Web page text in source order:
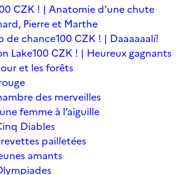
CZK ! | Anatomie d'une chute
Pierre et Marthe
de chance100 CZK ! | Daaaaaalí!
Lake100 CZK ! | Heureux gagnants
et les forêts
des merveilles
femme à l’aiguille
Diables
pailletées
amants